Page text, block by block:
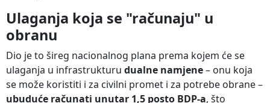
Ulaganja koja se "računaju" u
obranu
Dio je to šireg nacionalnog plana prema kojem će se
ulaganja u infrastrukturu dualne namjene– onu koja
se može koristiti i za civilni promet i za potrebe obrane –
ubuduće računati unutar 1,5 posto BDP-a, što